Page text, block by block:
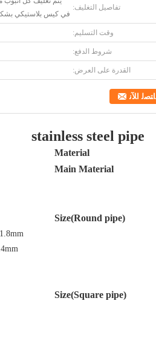
تفاصيل التغليف:
في كيس بلاستيكي بشكل
وقت التسليم:
شروط الدفع:
القدرة على العرض:
ﺎﺘﺼﻟ ﺍﻶﻧ
stainless steel pipe
Material
Main Material
Size(Round pipe)
Size(Square pipe)